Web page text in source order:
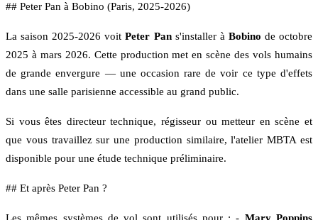
## Peter Pan à Bobino (Paris, 2025-2026)
La saison 2025-2026 voitPeter Pans'installer à Bobino de octobre
2025 à mars 2026. Cette production met en scène des vols humains
de grande envergure — une occasion rare de voir ce type d'effets
dans une salle parisienne accessible au grand public.
Si vous êtes directeur technique, régisseur ou metteur en scène et
que vous travaillez sur une production similaire, l'atelier MBTA est
disponible pour une étude technique préliminaire.
## Et après Peter Pan ?